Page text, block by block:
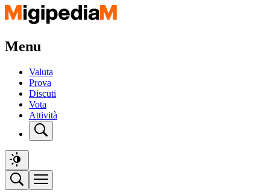
Menu
Valuta
Prova
Discuti
Vota
Attività